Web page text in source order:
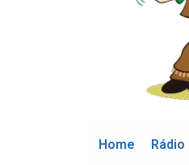
Home Rádio